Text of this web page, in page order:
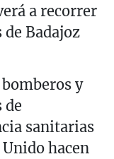
a recorrer
de Badajoz
y
de
sanitarias
hacen